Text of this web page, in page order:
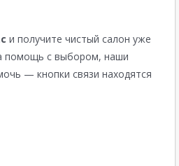
и получите чистый салон уже
помощь с выбором, наши
— кнопки связи находятся